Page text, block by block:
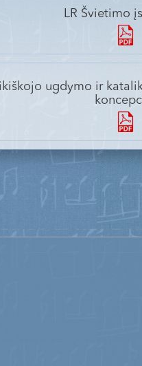
LR Švietimo
ugdymo ir